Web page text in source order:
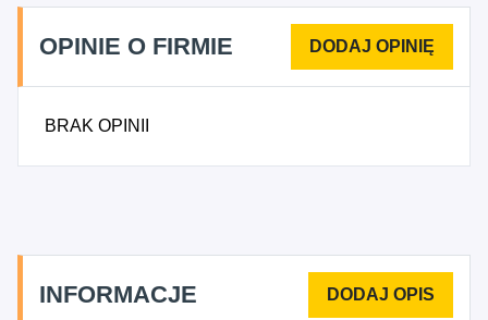
samochodów osobowych, samochodów
kempingowych i przyczep.
OPINIE O FIRMIE
BRAK OPINII
INFORMACJE